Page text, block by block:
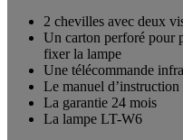
2 chevilles avec deux
Un carton perforé pour
fixer la lampe
Une télécommande
Le manuel d’instruction
La garantie 24 mois
La lampe LT-W6